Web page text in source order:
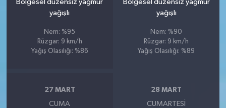
Bölgesel düzensiz yağmur
yağışlı
Nem: %95
Rüzgar: 9 km/h
Yağış Olasılığı: %86
Bölgesel düzensiz yağmur
yağışlı
Nem: %90
Rüzgar: 9 km/h
Yağış Olasılığı: %89
27 MART
CUMA
28 MART
CUMARTESI